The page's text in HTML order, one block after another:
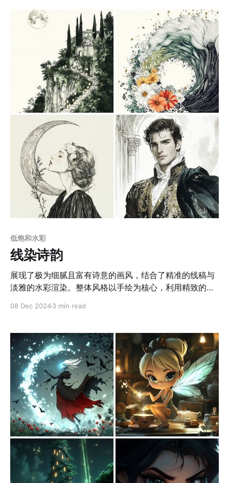
柔和线条呈现出温暖感。场景构图注重远近层次的搭配，
增强纵深感，角色动态与环境紧密结合，带有冒险叙事的
氛围。色彩明快且冷暖对比和谐，蓝天与绿色植被的搭配
带来自然与宁静感，红色或橙色点缀则提升了画面活力。
材质刻画细腻，质感表现真实，生动地增强了角色和场景
的立体感。 适用场景 1. 游戏设计：尤其是适用于RPG、
冒险类游戏的概念艺术或角色设定，场景则可以直接用作
游戏中的背景画面。 2. 插画创作：可用于儿童绘本、幻想
小说插图等，以其温暖和富有细节的画风吸引年轻读者。
3. 动画场景：特别适合制作日式奇幻风格的动画短片或影
视项目的概念画稿。 4. 数字媒体：适用于创意广告、插画
社交媒体宣传，给人一种高品质的视觉体验。 prompt：
1. A quiet alpine lake surrounded by towering
低饱和水彩
线染诗韵
展现了极为细腻且富有诗意的画风，结合了精准的线稿与
淡雅的水彩渲染。整体风格以手绘为核心，利用精致的线
梦幻的氛围。构图设计上，每幅作品都展现了强烈的叙事
性，通过前景与背景的对比、光影的层次关系，增强画面
的空间感和故事氛围。比如上方的山间阶梯与月夜场景强
调了自然与建筑的结合，而月亮与花冠少女的画面则通过
细腻的笔触和柔和的渐变色彩，营造出唯美的情感表达。
这种画风极具装饰性，它的插图创作完美融合了叙事性与
艺术美感。 应用场景 1. 高端艺术印刷品设计，包括明信
片、海报和艺术书籍封面。 2. 室内装饰画或壁纸设计，用
于营造文艺气息的空间环境。 3. 生活方式品牌的包装插
画，特别适用于天然、有机产品。 4. 童话故事插图，强化
叙事和情感表达的诗意氛围。 5. 数字艺术平台或广告中用
于体现优雅与清新的主题风格。 prompt： 1. A
08 Dec 20243 min read